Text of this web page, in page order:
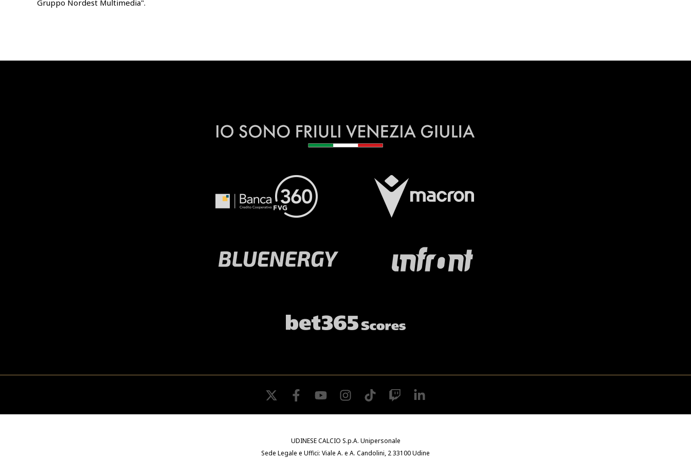
Gruppo Nordest Multimedia".
twitter facebookyoutube instagramtiktok twitch
UDINESE CALCIO S.p.A. Unipersonale
Sede Legale e Uffici: Viale A. e A. Candolini, 2 33100 Udine